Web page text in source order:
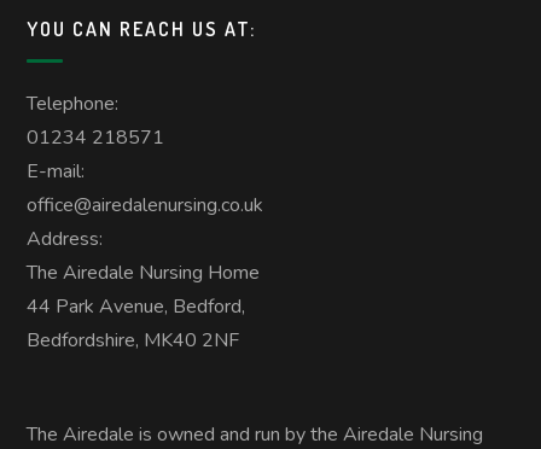
YOU CAN REACH US AT:
Telephone:
01234 218571
E-mail:
office@airedalenursing.co.uk
Address:
The Airedale Nursing Home
44 Park Avenue, Bedford,
Bedfordshire, MK40 2NF
The Airedale is owned and run by the Airedale Nursing